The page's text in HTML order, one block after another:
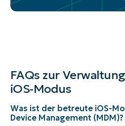
FAQs zur
iOS-Modus
Was ist der betreute iOS-
Device Management (MDM)?